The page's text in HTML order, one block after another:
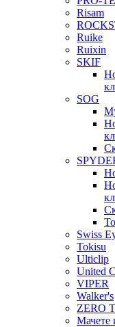
Risam
Ruike
Ruixin
SKIF
SOG
Swiss
Tokisu
Ulticlip
United
VIPER
Walker's
ZERO
Мачете